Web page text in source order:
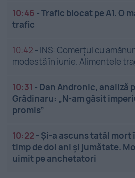
10:46 -Trafic blocat pe A1. O
trafic
10:42 - INS: Comerțul cu
modestă în iunie. Alimentele
10:31 - Dan Andronic, analiză
Grădinaru: „N-am găsit
promis”
10:22 - Și-a ascuns tatăl
timp de doi ani și jumătate.
uimit pe anchetatori